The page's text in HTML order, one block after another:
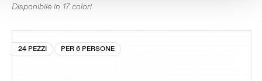
Disponibile in 17 colori
24 PEZZI PER 6 PERSONE